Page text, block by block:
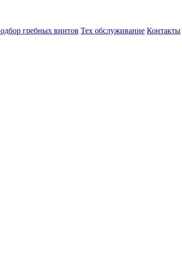
гребных винтов Тех обслуживание Контакты